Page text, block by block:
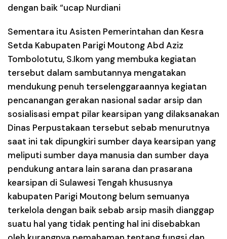
dengan baik “ucap Nurdiani
Sementara itu Asisten Pemerintahan dan Kesra
Setda Kabupaten Parigi Moutong Abd Aziz
Tombolotutu, S.Ikom yang membuka kegiatan
tersebut dalam sambutannya mengatakan
mendukung penuh terselenggaraannya kegiatan
pencanangan gerakan nasional sadar arsip dan
sosialisasi empat pilar kearsipan yang dilaksanakan
Dinas Perpustakaan tersebut sebab menurutnya
saat ini tak dipungkiri sumber daya kearsipan yang
meliputi sumber daya manusia dan sumber daya
pendukung antara lain sarana dan prasarana
kearsipan di Sulawesi Tengah khususnya
kabupaten Parigi Moutong belum semuanya
terkelola dengan baik sebab arsip masih dianggap
suatu hal yang tidak penting hal ini disebabkan